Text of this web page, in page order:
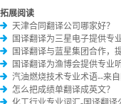
拓展阅读
天津合同翻译公司哪家好？
国译翻译为三星电子提供专
国译翻译与蓝星集团合作，
国译翻译为渔博会提供专业
汽油燃烧技术专业术语--来
怎么把成绩单翻译成英文？